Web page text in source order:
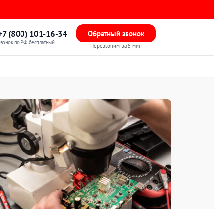
(800) 101-16-34
по РФ бесплатный
Обратный звонок
Перезвоним за 5 мин